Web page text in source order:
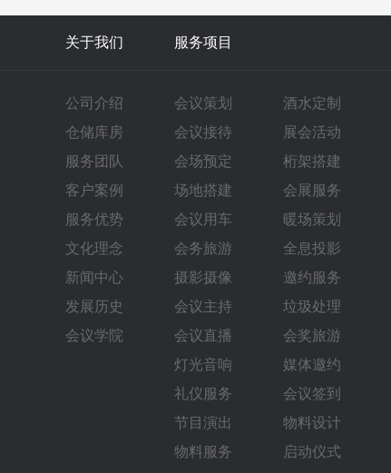
关于我们 服务项目
公司介绍
仓储库房
服务团队
客户案例
服务优势
文化理念
新闻中心
发展历史
会议学院
会议策划
会议接待
会场预定
场地搭建
会议用车
会务旅游
摄影摄像
会议主持
会议直播
灯光音响
礼仪服务
节目演出
物料服务
酒水定制
展会活动
桁架搭建
会展服务
暖场策划
全息投影
邀约服务
垃圾处理
会奖旅游
媒体邀约
会议签到
物料设计
启动仪式